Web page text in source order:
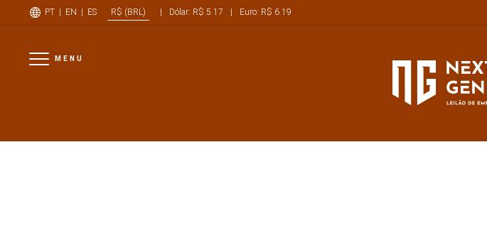
PT| EN | ES R$ (BRL) | Dólar: R$ 5.17 | Euro: R$ 6.19
MENULOTE 17 (40X)